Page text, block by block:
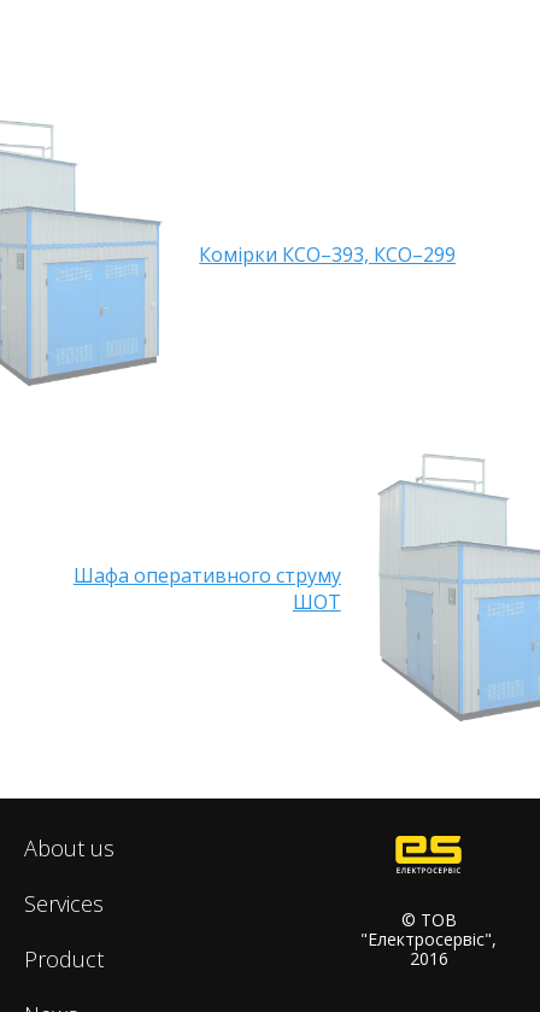
Комірки КСО–393, КСО–299
Шафа оперативного струму
ШОТ
About us
Services
Product
© ТОВ
"Електросервіс",
2016